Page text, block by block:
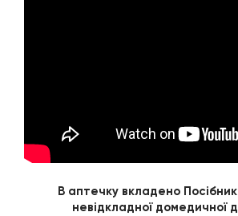
В аптечку вкладено
невідкладної домедичної